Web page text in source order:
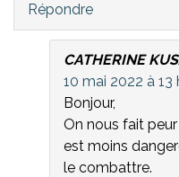
Répondre
CATHERINE
10 mai 2022 à 13
Bonjour,
On nous fait
est moins
le combattre.